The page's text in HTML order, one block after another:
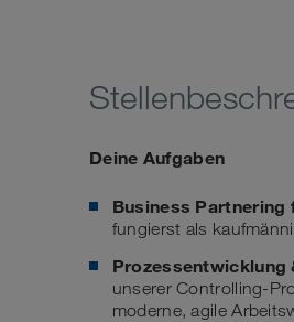
Deine Aufgaben
Business Partnering
fungierst als
Prozessentwicklung
unserer Controlling-
moderne, agile